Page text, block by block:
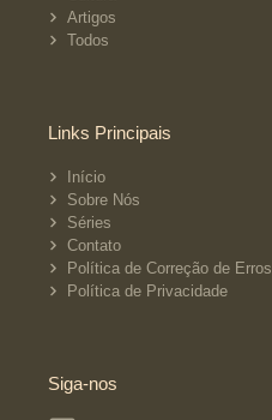
Artigos
Todos
Links Principais
Início
Sobre Nós
Séries
Contato
Política de Correção de Erros
Política de Privacidade
Siga-nos